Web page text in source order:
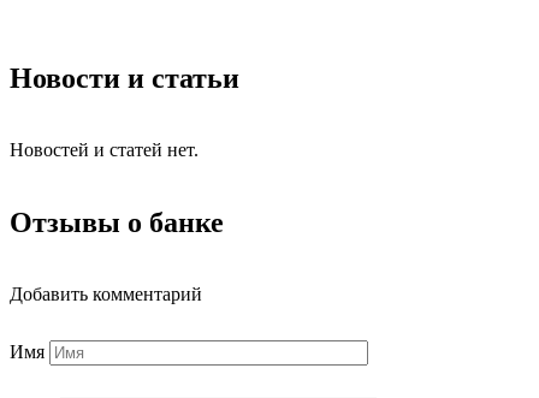
Новости и статьи
Новостей и статей нет.
Отзывы о банке
Добавить комментарий
Имя